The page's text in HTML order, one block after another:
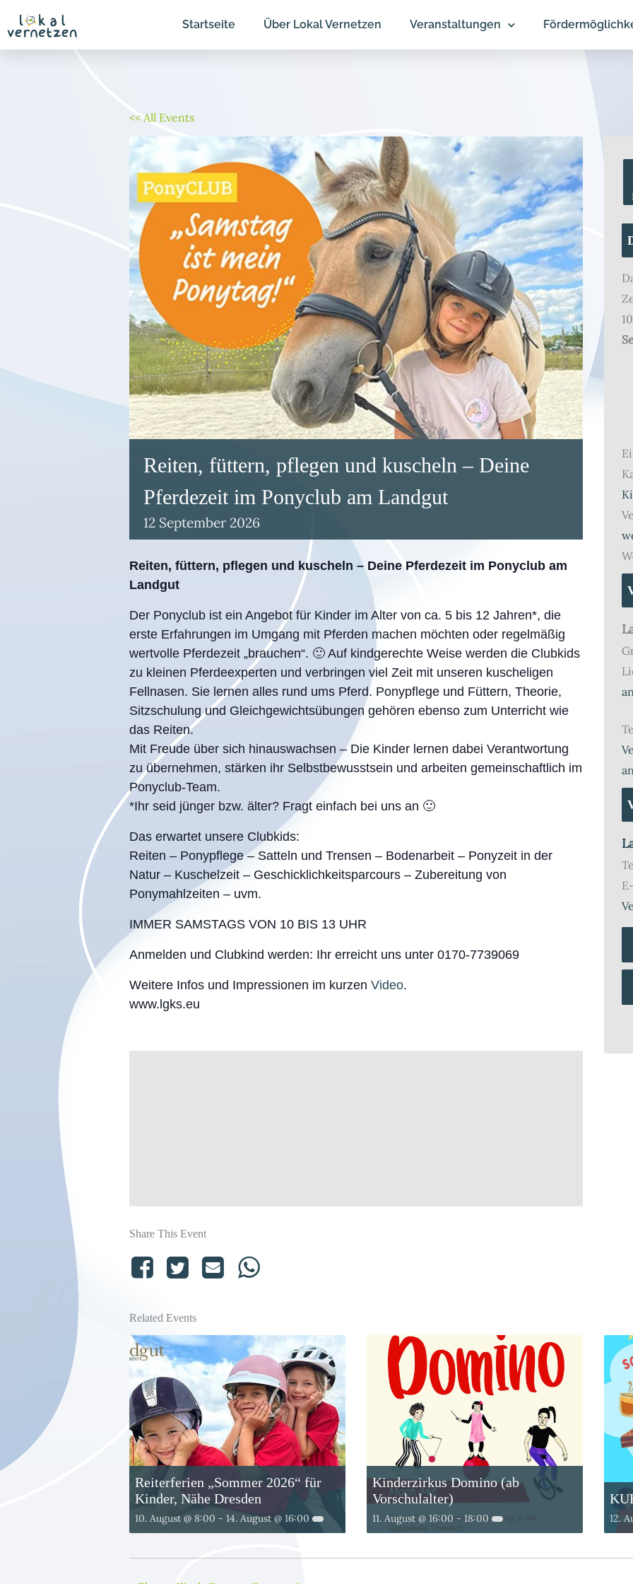
Inhalt
springen
Startseite Über Lokal Vernetzen Veranstaltungen
<< All Events
Reiten, füttern, pflegen und kuscheln – Deine
Pferdezeit im Ponyclub am Landgut
12 September 2026
Reiten, füttern, pflegen und kuscheln – Deine Pferdezeit im Ponyclub am
Landgut
Der Ponyclub ist ein Angebot für Kinder im Alter von ca. 5 bis 12 Jahren*, die
erste Erfahrungen im Umgang mit Pferden machen möchten oder regelmäßig
wertvolle Pferdezeit „brauchen“. 🙂 Auf kindgerechte Weise werden die Clubkids
zu kleinen Pferdeexperten und verbringen viel Zeit mit unseren kuscheligen
Fellnasen. Sie lernen alles rund ums Pferd. Ponypflege und Füttern, Theorie,
Sitzschulung und Gleichgewichtsübungen gehören ebenso zum Unterricht wie
das Reiten.
Mit Freude über sich hinauswachsen – Die Kinder lernen dabei Verantwortung
zu übernehmen, stärken ihr Selbstbewusstsein und arbeiten gemeinschaftlich im
Ponyclub-Team.
*Ihr seid jünger bzw. älter? Fragt einfach bei uns an 🙂
Das erwartet unsere Clubkids:
Reiten – Ponypflege – Satteln und Trensen – Bodenarbeit – Ponyzeit in der
Natur – Kuschelzeit – Geschicklichkeitsparcours – Zubereitung von
Ponymahlzeiten – uvm.
IMMER SAMSTAGS VON 10 BIS 13 UHR
Anmelden und Clubkind werden: Ihr erreicht uns unter 0170-7739069
Weitere Infos und Impressionen im kurzen Video.
www.lgks.eu
Share This Event
Related Events
Reiterferien „Sommer 2026“ für
Kinder, Nähe Dresden
10. August @ 8:00 - 14. August @ 16:00
Kinderzirkus Domino (ab
Vorschulalter)
11. August @ 16:00 - 18:00 12.